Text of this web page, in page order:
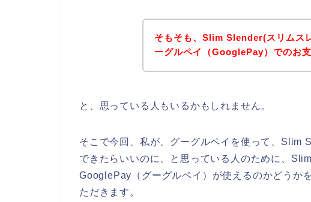
そもそも、Slim Slender(スリムス
ーグルペイ（GooglePay）でのお
と、思っている人もいるかもしれません。
そこで今回、私が、グーグルペイを使って、Slim
できたらいいのに、と思っている人のために、
GooglePay（グーグルペイ）が使えるのかどうか
ただきます。